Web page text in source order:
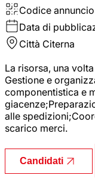
Codice annuncio
Data di
Città Citerna
La risorsa, una
Gestione e
componentistica e
alle
scarico merci.
Candidati